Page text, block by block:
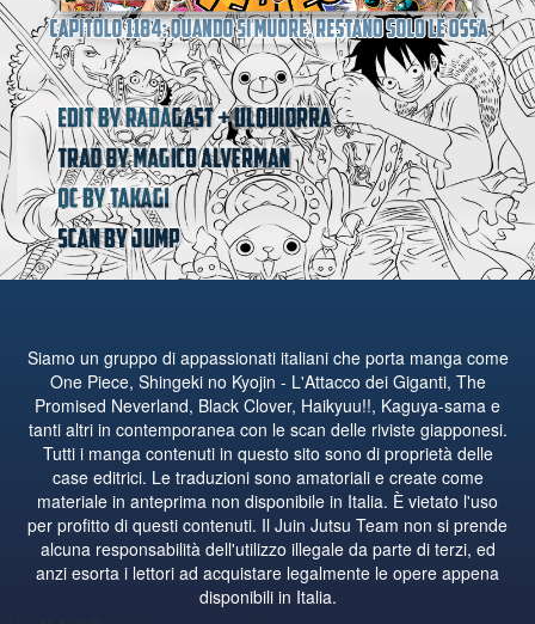
Siamo un gruppo di appassionati italiani che porta manga come
One Piece, Shingeki no Kyojin - L'Attacco dei Giganti, The
Promised Neverland, Black Clover, Haikyuu!!, Kaguya-sama e
tanti altri in contemporanea con le scan delle riviste giapponesi.
Tutti i manga contenuti in questo sito sono di proprietà delle
case editrici. Le traduzioni sono amatoriali e create come
materiale in anteprima non disponibile in Italia. È vietato l'uso
per profitto di questi contenuti. Il Juin Jutsu Team non si prende
alcuna responsabilità dell'utilizzo illegale da parte di terzi, ed
anzi esorta i lettori ad acquistare legalmente le opere appena
disponibili in Italia.